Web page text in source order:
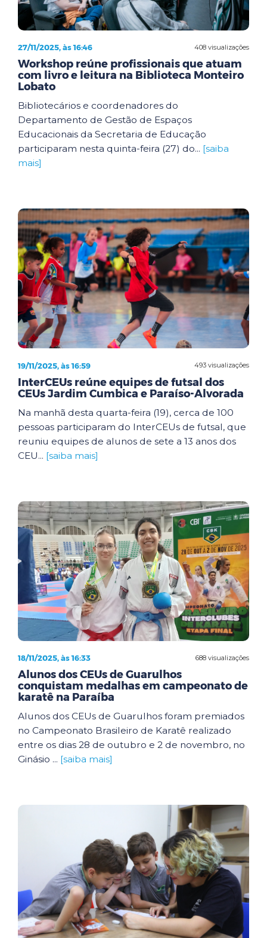
408 visualizações
27/11/2025, às 16:46
Workshop reúne profissionais que atuam
com livro e leitura na Biblioteca Monteiro
Lobato
Bibliotecários e coordenadores do
Departamento de Gestão de Espaços
Educacionais da Secretaria de Educação
participaram nesta quinta-feira (27) do... [saiba
mais]
493 visualizações
19/11/2025, às 16:59
InterCEUs reúne equipes de futsal dos
CEUs Jardim Cumbica e Paraíso-Alvorada
Na manhã desta quarta-feira (19), cerca de 100
pessoas participaram do InterCEUs de futsal, que
reuniu equipes de alunos de sete a 13 anos dos
CEU... [saiba mais]
688 visualizações
18/11/2025, às 16:33
Alunos dos CEUs de Guarulhos
conquistam medalhas em campeonato de
karatê na Paraíba
Alunos dos CEUs de Guarulhos foram premiados
no Campeonato Brasileiro de Karatê realizado
entre os dias 28 de outubro e 2 de novembro, no
Ginásio ... [saiba mais]